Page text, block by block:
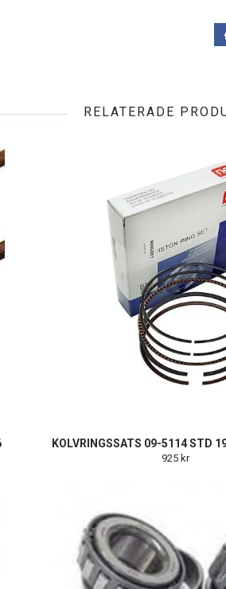
RELATERADE
KOLVRINGSSATS 09-5114 STD
925 kr